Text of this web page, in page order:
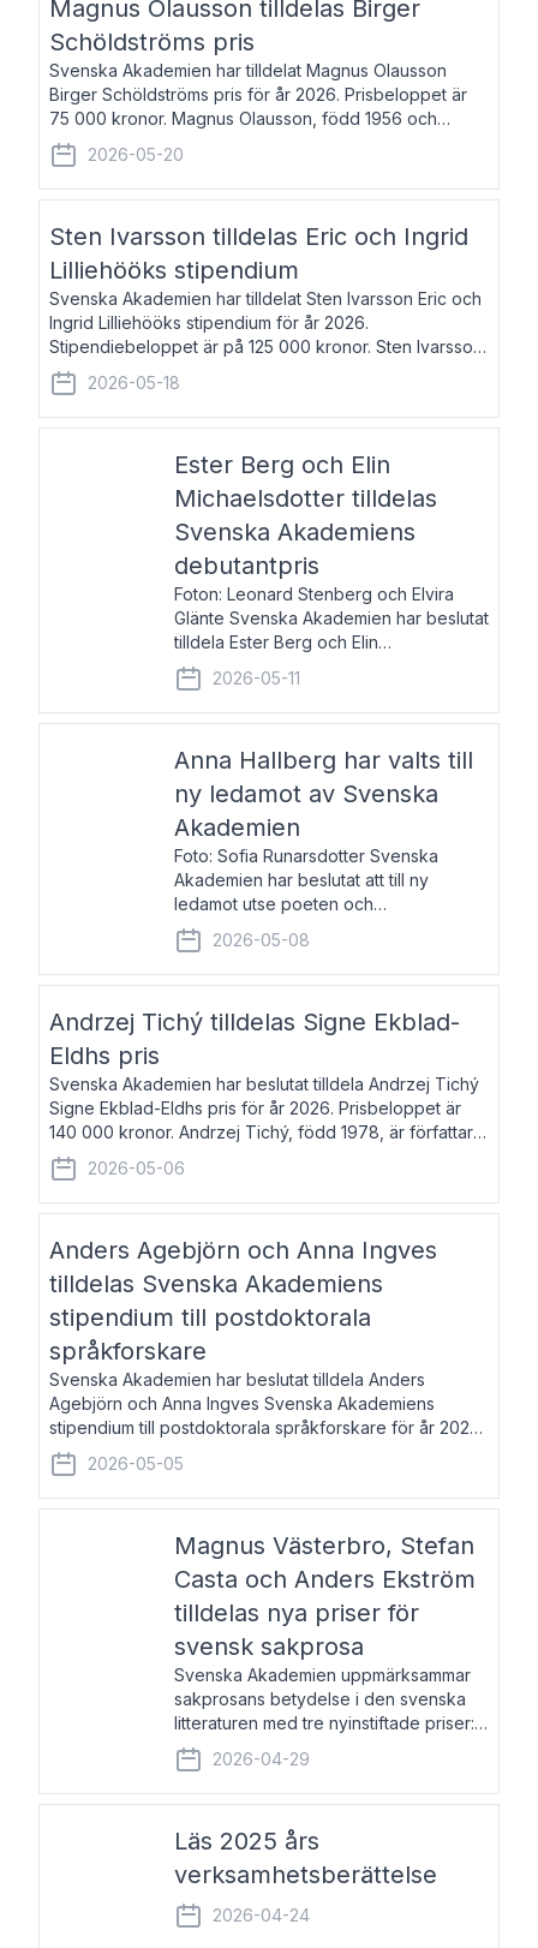
Magnus Olausson tilldelas Birger
Schöldströms pris
Svenska Akademien har tilldelat Magnus Olausson
Birger Schöldströms pris för år 2026. Prisbeloppet är
75 000 kronor. Magnus Olausson, född 1956 och
bosatt i Stockholm, är konstvetare, museiman och
hovman. Han disputerade 1993 vid Uppsala un
2026-05-20
Sten Ivarsson tilldelas Eric och Ingrid
Lilliehööks stipendium
Svenska Akademien har tilldelat Sten Ivarsson Eric och
Ingrid Lilliehööks stipendium för år 2026.
Stipendiebeloppet är på 125 000 kronor. Sten Ivarsson,
född 1979, är mediateksamordnare vid
Söderslättsgymnasiet i Trelleborg. Här har han på
2026-05-18
Ester Berg och Elin
Michaelsdotter tilldelas
Svenska Akademiens
debutantpris
Foton: Leonard Stenberg och Elvira
Glänte Svenska Akademien har beslutat
tilldela Ester Berg och Elin
Michaelsdotter Svenska Akademiens
debutantpris för år 2026. Priset är
nyinstiftat och syftar till att lyfta fram
2026-05-11
Anna Hallberg har valts till
ny ledamot av Svenska
Akademien
Foto: Sofia Runarsdotter Svenska
Akademien har beslutat att till ny
ledamot utse poeten och
litteraturkritikern Anna Hallberg. Hon
efterträder poeten Tua Forsström på
stol 18 och kommer att ta sitt inträde vid
2026-05-08
Andrzej Tichý tilldelas Signe Ekblad-
Eldhs pris
Svenska Akademien har beslutat tilldela Andrzej Tichý
Signe Ekblad-Eldhs pris för år 2026. Prisbeloppet är
140 000 kronor. Andrzej Tichý, född 1978, är författare
och kulturskribent. Han debuterade 2005 med den
lovordade romanen Sex liter l
2026-05-06
Anders Agebjörn och Anna Ingves
tilldelas Svenska Akademiens
stipendium till postdoktorala
språkforskare
Svenska Akademien har beslutat tilldela Anders
Agebjörn och Anna Ingves Svenska Akademiens
stipendium till postdoktorala språkforskare för år 2026.
Stipendiebeloppet är 75 000 kronor per mottagare.
Anders Agebjörn, född 1984, är universitet
2026-05-05
Magnus Västerbro, Stefan
Casta och Anders Ekström
tilldelas nya priser för
svensk sakprosa
Svenska Akademien uppmärksammar
sakprosans betydelse i den svenska
litteraturen med tre nyinstiftade priser:
Svenska Akademiens pris till
framstående författare av svensk
sakprosa som i år går till Magnus
2026-04-29
Läs 2025 års
verksamhetsberättelse
2026-04-24